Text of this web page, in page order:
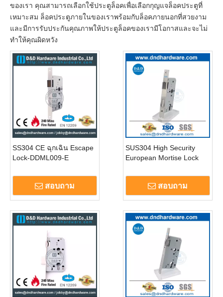
ของเรา คุณสามารถเลือกใช้ประตูล็อคเพื่อเลือกกุญแจล็อคประตูที่
เหมาะสม ล็อคประตูภายในของเราพร้อมกับล็อคภายนอกที่สวยงาม
และมีการรับประกันคุณภาพให้ประตูล็อคของเรามีโอกาสและจะไม่
ทำให้คุณผิดหวัง
SS304 CE ฉุกเฉิน Escape
Lock-DDML009-E
สอบถาม
SUS304 High Security
European Mortise Lock
Door-DDML009-E
สอบถาม